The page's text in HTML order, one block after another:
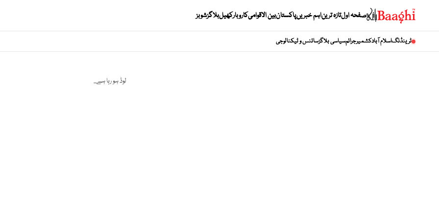
صفحہ اولتازہ تریناہم خبریںپاکستانبین الاقوامیکاروبارکھیلبلاگزشوبز
ٹرینڈنگاسلام آبادکشمیرجرائمسیاسی بلاگزسائنس و ٹیکنالوجی
لوڈ ہو رہا ہے...